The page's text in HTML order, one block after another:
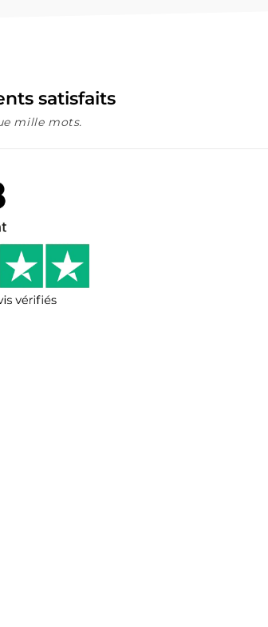
satisfaits
mille mots.